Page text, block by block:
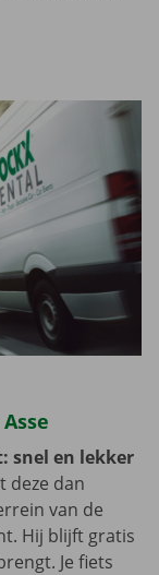
snel en lekker
deze dan
van de
Hij blijft gratis
Je fiets